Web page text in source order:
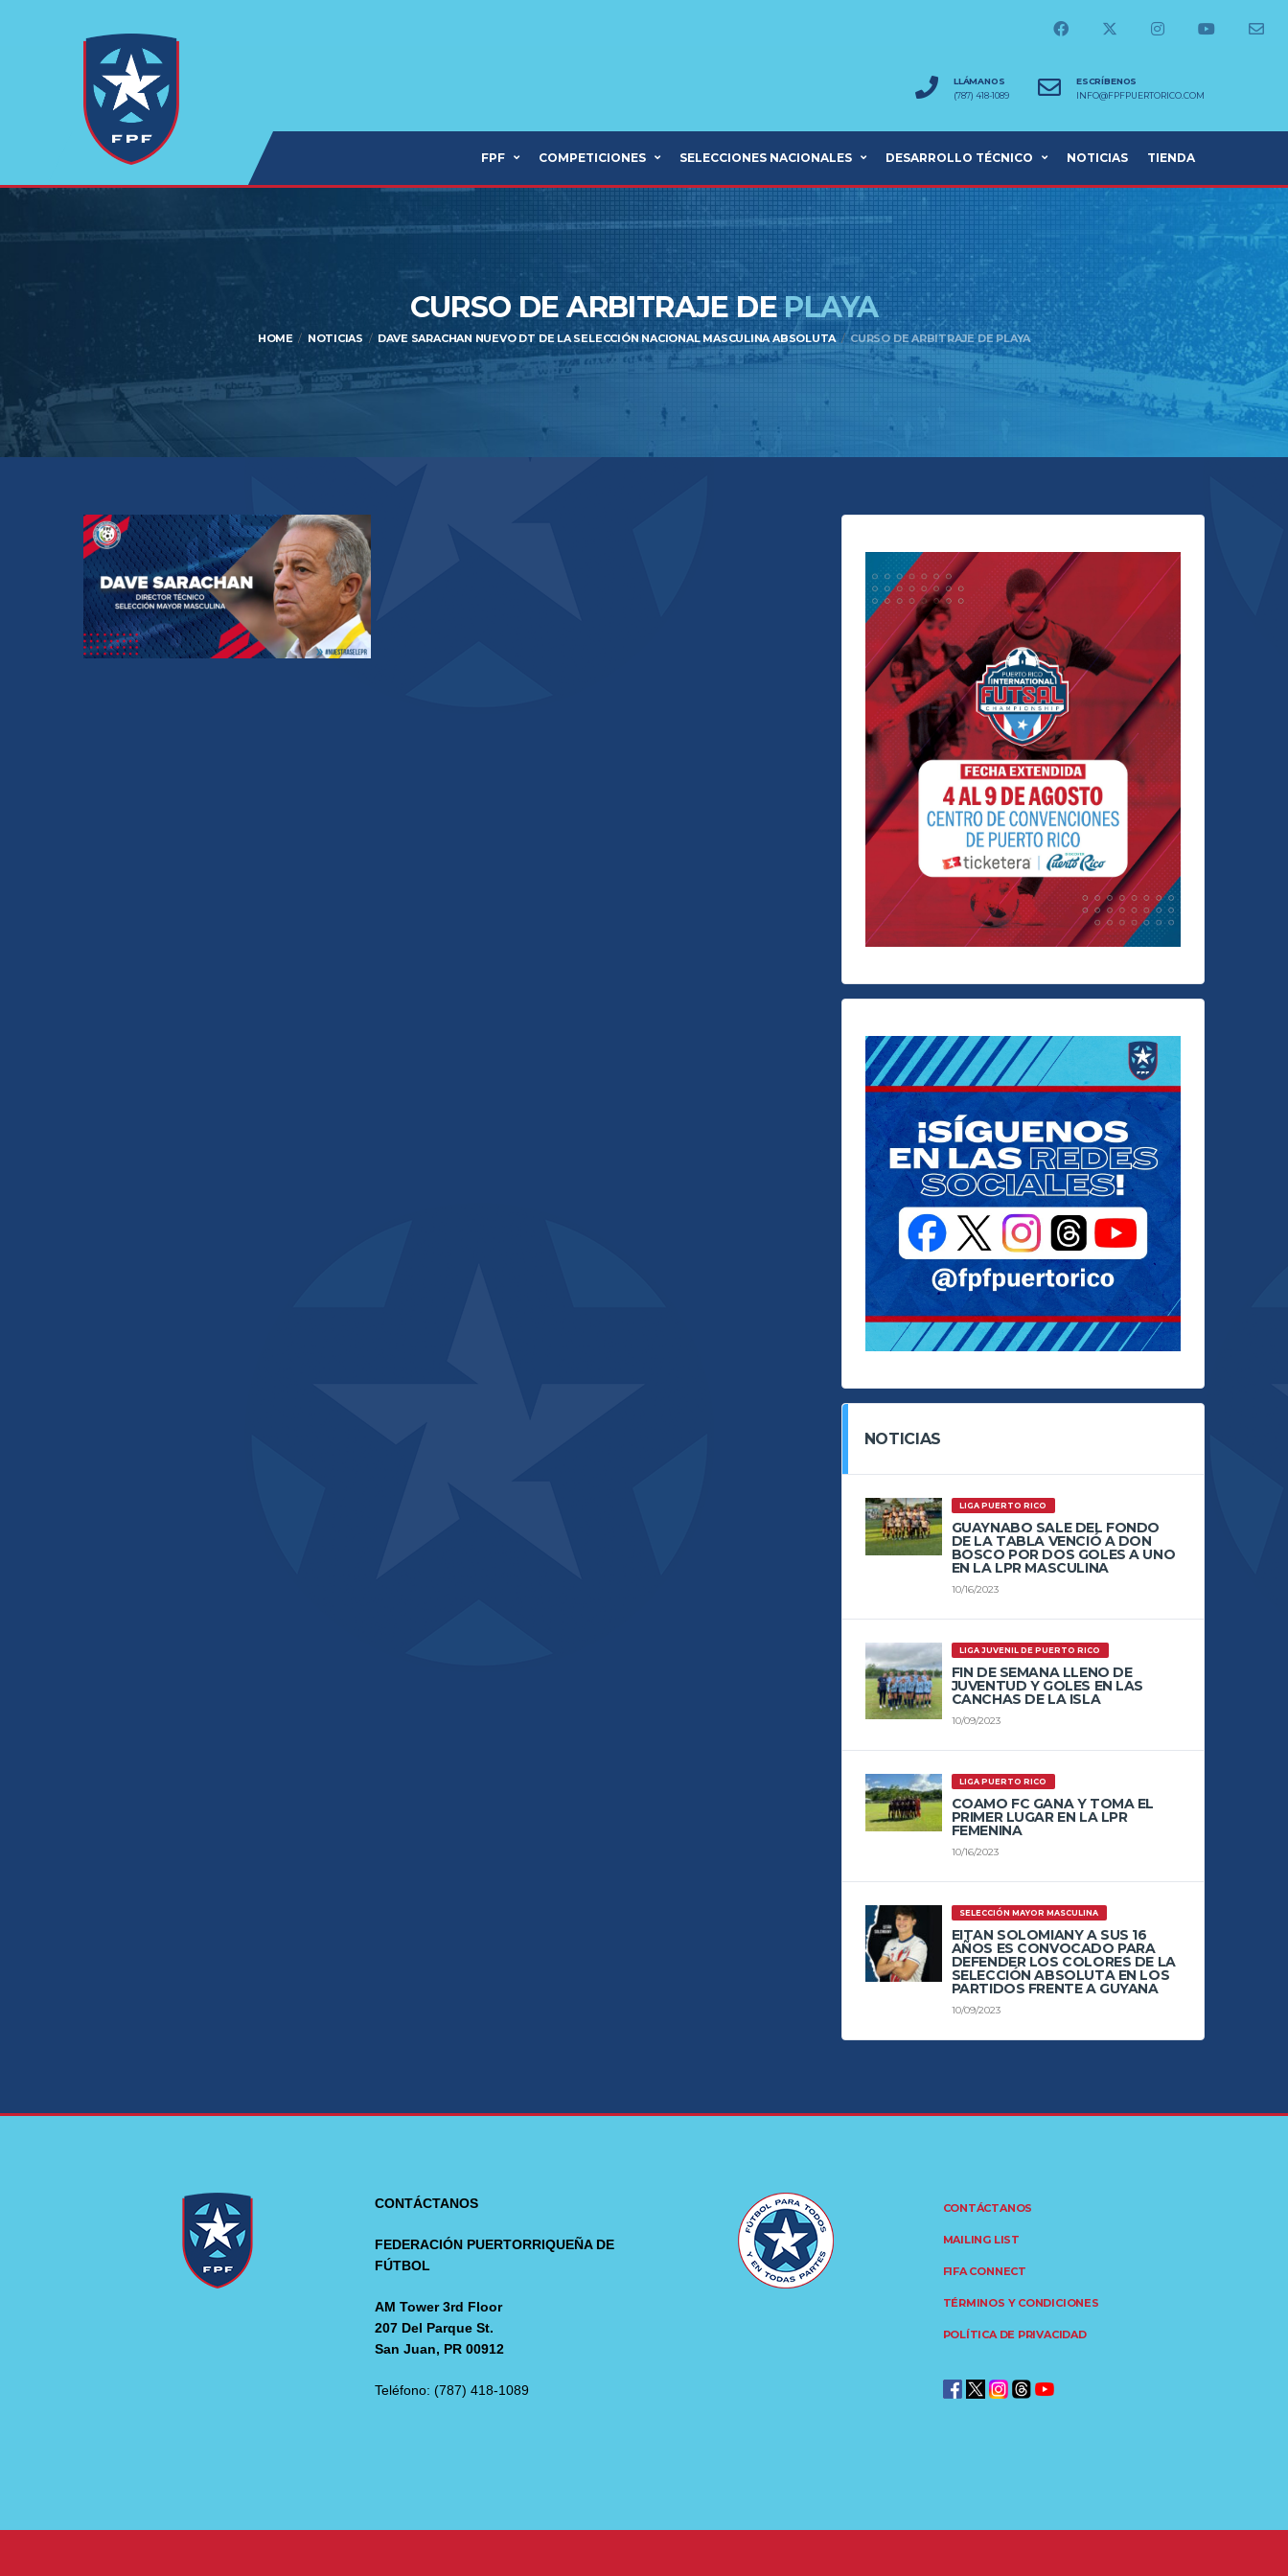
LLÁMANOS
(787) 418-1089
ESCRÍBENOS
INFO@FPFPUERTORICO.COM
FPF COMPETICIONES SELECCIONES NACIONALES DESARROLLO TÉCNICO NOTICIAS TIENDA
CURSO DE ARBITRAJE DEPLAYA
HOME NOTICIAS DAVE SARACHAN NUEVO DT DE LA SELECCIÓN NACIONAL MASCULINA ABSOLUTA CURSO DE ARBITRAJE DE PLAYA
NOTICIAS
LIGA PUERTO RICO
GUAYNABO SALE DEL FONDO
DE LA TABLA VENCIÓ A DON
BOSCO POR DOS GOLES A UNO
EN LA LPR MASCULINA
10/16/2023
LIGA JUVENIL DE PUERTO RICO
FIN DE SEMANA LLENO DE
JUVENTUD Y GOLES EN LAS
CANCHAS DE LA ISLA
10/09/2023
LIGA PUERTO RICO
COAMO FC GANA Y TOMA EL
PRIMER LUGAR EN LA LPR
FEMENINA
10/16/2023
SELECCIÓN MAYOR MASCULINA
EITAN SOLOMIANY A SUS 16
AÑOS ES CONVOCADO PARA
DEFENDER LOS COLORES DE LA
SELECCIÓN ABSOLUTA EN LOS
PARTIDOS FRENTE A GUYANA
10/09/2023
CONTÁCTANOS
FEDERACIÓN PUERTORRIQUEÑA DE
FÚTBOL
AM Tower 3rd Floor
207 Del Parque St.
San Juan, PR 00912
Teléfono: (787) 418-1089
CONTÁCTANOS
MAILING LIST
FIFA CONNECT
TÉRMINOS Y CONDICIONES
POLÍTICA DE PRIVACIDAD